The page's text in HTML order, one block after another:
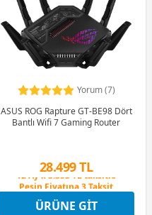
Yorum (7)
ASUS ROG Rapture GT-BE98 Dört
Bantlı Wifi 7 Gaming Router
28.499 TL
Peşin Fiyatına 3 Taksit
12 Ay x 3.353 TL taksitle
Peşin Fiyatına 3 Taksit
ÜRÜNE GIT